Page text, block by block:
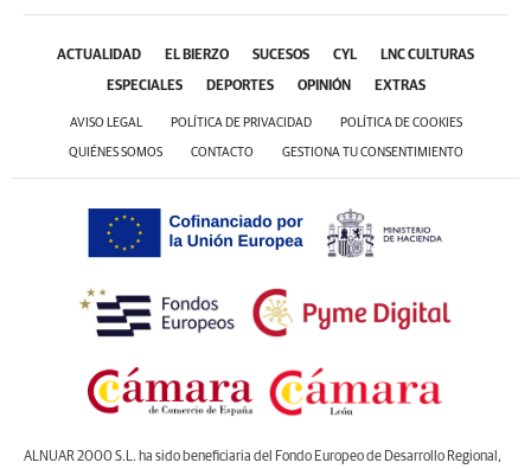
ACTUALIDAD EL BIERZO SUCESOS CYL LNC CULTURAS
ESPECIALES DEPORTES OPINIÓN EXTRAS
AVISO LEGAL POLÍTICA DE PRIVACIDAD POLÍTICA DE COOKIES
QUIÉNES SOMOS CONTACTO GESTIONA TU CONSENTIMIENTO
ALNUAR 2000 S.L. ha sido beneficiaria del Fondo Europeo de Desarrollo Regional,